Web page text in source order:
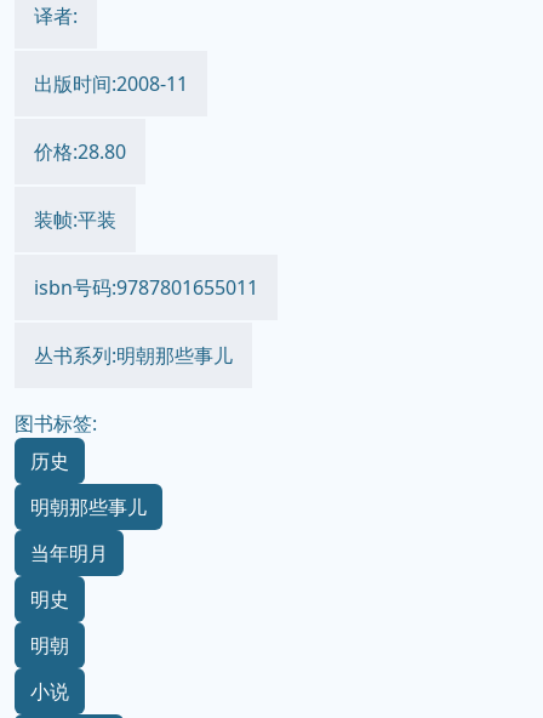
译者:
出版时间:2008-11
价格:28.80
装帧:平装
isbn号码:9787801655011
丛书系列:明朝那些事儿
图书标签:
历史
明朝那些事儿
当年明月
明史
明朝
小说